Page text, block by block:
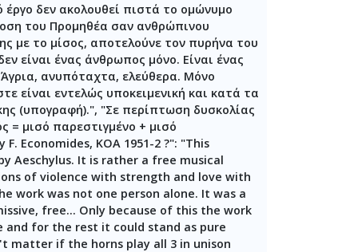
15]
δεν ακολουθεί πιστά το ομώνυμο
του Προμηθέα σαν ανθρώπινου
με το μίσος, αποτελούνε τον πυρήνα του
είναι ένας άνθρωπος μόνο. Είναι ένας
ανυπόταχτα, ελεύθερα. Μόνο
είναι εντελώς υποκειμενική και κατά τα
(υπογραφή).", "Σε περίπτωση δυσκολίας
= μισό παρεστιγμένο + μισό
Economides, ΚΟΑ 1951-2 ?": "This
Aeschylus. It is rather a free musical
of violence with strength and love with
work was not one person alone. It was a
free... Only because of this the work
and for the rest it could stand as pure
matter if the horns play all 3 in unison